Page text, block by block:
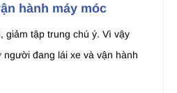
hành máy móc
giảm tập trung chú ý. Vì vậy
đang lái xe và vận hành